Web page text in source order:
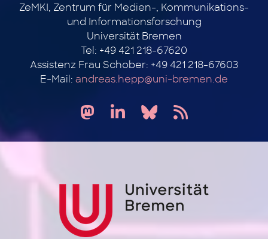
ZeMKI, Zentrum für Medien-, Kommunikations-
und Informationsforschung
Universität Bremen
Tel: +49 421 218-67620
Assistenz Frau Schober: +49 421 218-67603
E-Mail: andreas.hepp@uni-bremen.de